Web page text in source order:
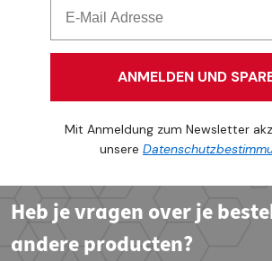
ANMELDEN UND
Mit Anmeldung zum Newsletter
unsere
Heb je vragen over je
andere producten?